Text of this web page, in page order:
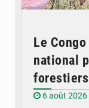
Le
national
6 août 2026